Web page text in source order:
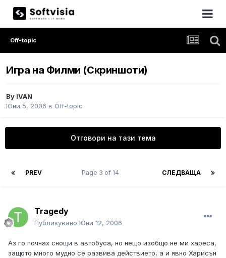
Off-topic
Игра на Филми (Скриншоти)
By IVAN
Юни 5, 2006 в Off-topic
Отговори на тази тема
PREV СЛЕДВАЩА
Page 3 of 14
Tragedy
Публикувано Юни 12, 2006
Аз го почнах снощи в автобуса, но нещо изобщо не ми хареса,
защото много мудно се развива действието, а и явно Харисън